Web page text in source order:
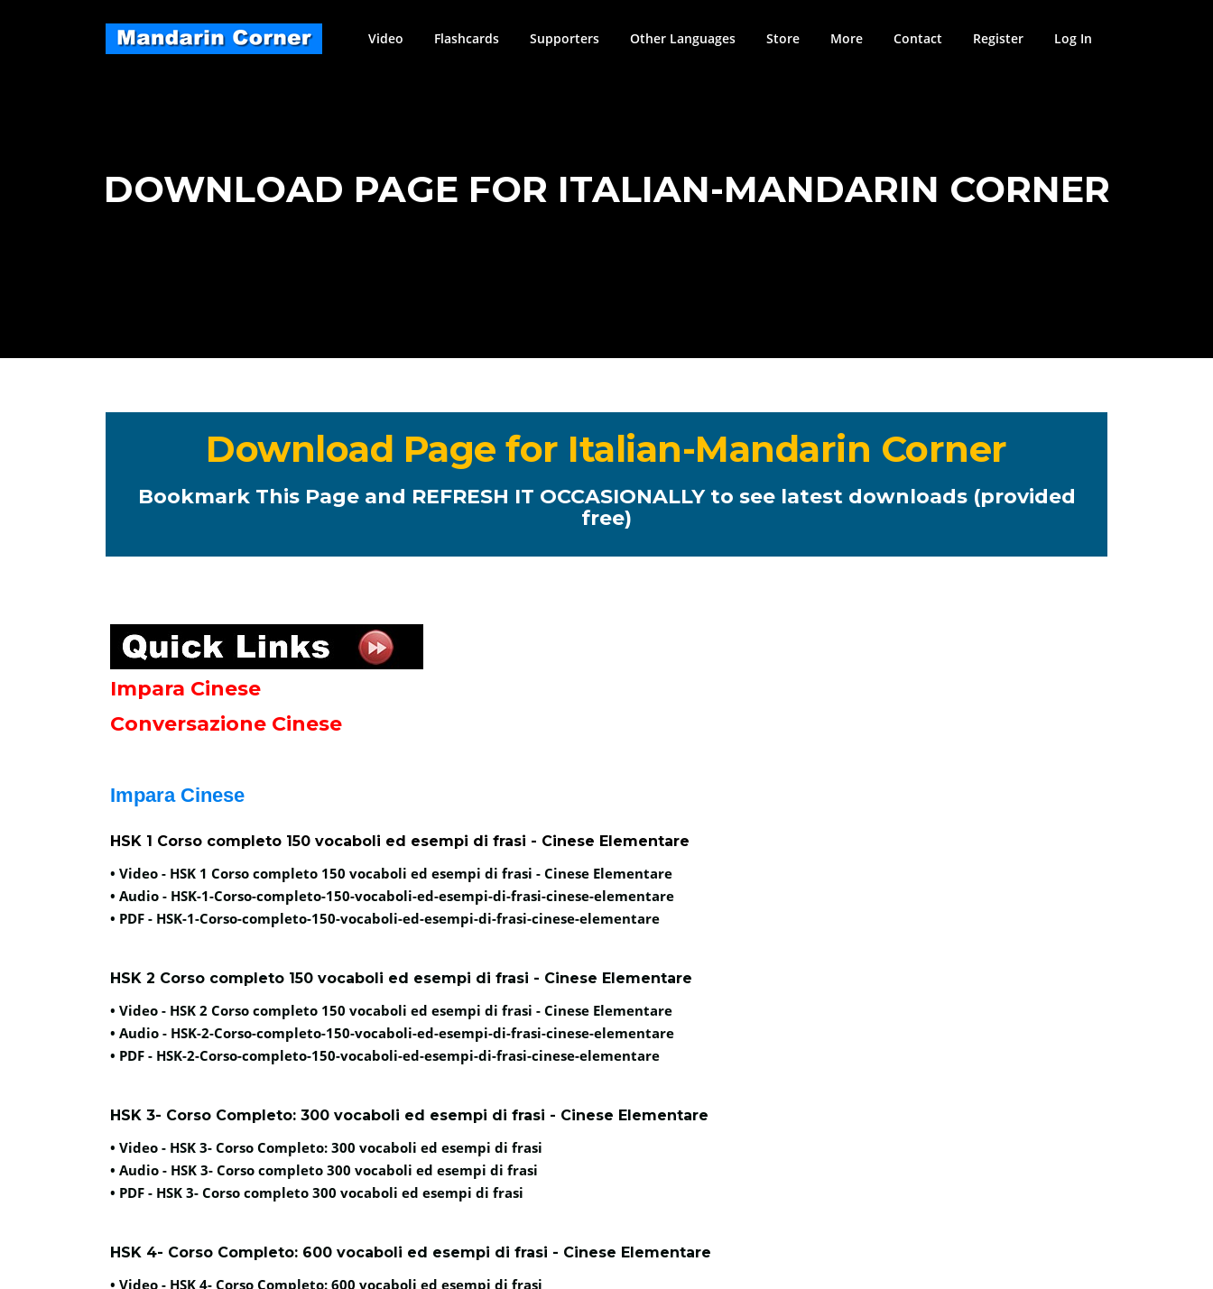
Video Flashcards Supporters Other Languages Store More Contact Register Log In
DOWNLOAD PAGE FOR ITALIAN-MANDARIN CORNER
Download Page for Italian-Mandarin Corner
Bookmark This Page and REFRESH IT OCCASIONALLY to see latest downloads (provided
free)
Impara Cinese
Conversazione Cinese
Impara Cinese
HSK 1 Corso completo 150 vocaboli ed esempi di frasi - Cinese Elementare
• Video - HSK 1 Corso completo 150 vocaboli ed esempi di frasi - Cinese Elementare
• Audio - HSK-1-Corso-completo-150-vocaboli-ed-esempi-di-frasi-cinese-elementare
• PDF - HSK-1-Corso-completo-150-vocaboli-ed-esempi-di-frasi-cinese-elementare
HSK 2 Corso completo 150 vocaboli ed esempi di frasi - Cinese Elementare
• Video - HSK 2 Corso completo 150 vocaboli ed esempi di frasi - Cinese Elementare
• Audio - HSK-2-Corso-completo-150-vocaboli-ed-esempi-di-frasi-cinese-elementare
• PDF - HSK-2-Corso-completo-150-vocaboli-ed-esempi-di-frasi-cinese-elementare
HSK 3- Corso Completo: 300 vocaboli ed esempi di frasi - Cinese Elementare
• Video - HSK 3- Corso Completo: 300 vocaboli ed esempi di frasi
• Audio - HSK 3- Corso completo 300 vocaboli ed esempi di frasi
• PDF - HSK 3- Corso completo 300 vocaboli ed esempi di frasi
HSK 4- Corso Completo: 600 vocaboli ed esempi di frasi - Cinese Elementare
• Video - HSK 4- Corso Completo: 600 vocaboli ed esempi di frasi